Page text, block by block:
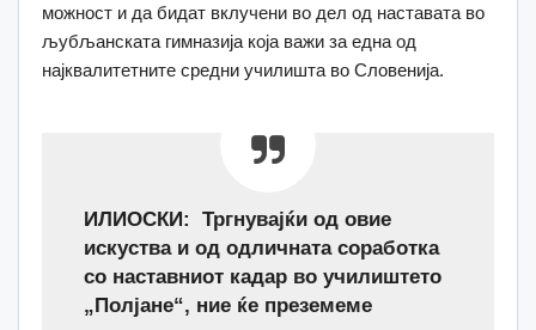
можност и да бидат вклучени во дел од наставата во
љубљанската гимназија која важи за една од
најквалитетните средни училишта во Словенија.
ИЛИОСКИ: Тргнувајќи од овие
искуства и од одличната соработка
со наставниот кадар во училиштето
„Полјане“, ние ќе преземеме